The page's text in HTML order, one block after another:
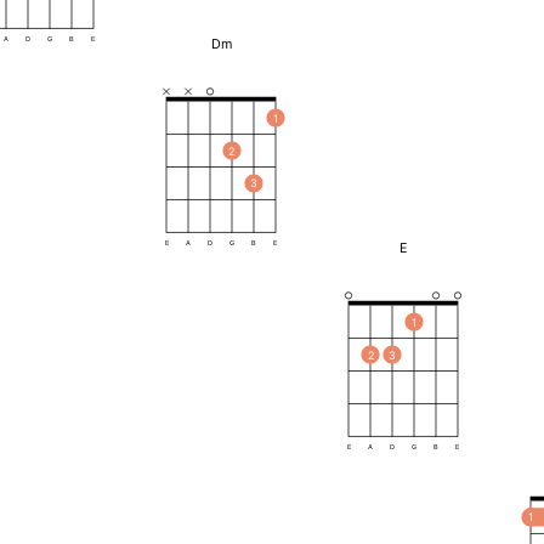
A D G B E Dm
2
3
1
E A D G B E E
2 3
1
E A D G B E
1